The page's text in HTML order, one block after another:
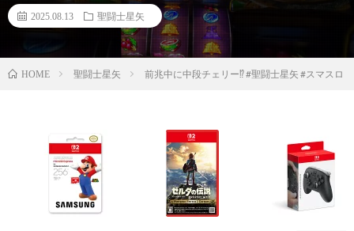
2025.08.13 聖闘士星矢
HOME 聖闘士星矢 前兆中に中段チェリー⁉︎ #聖闘士星矢 #スマスロ